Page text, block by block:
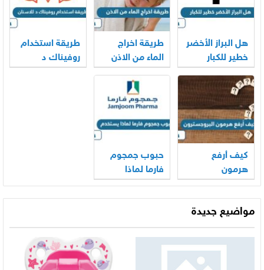
هل البراز الأخضر
خطير للكبار
طريقة اخراج
الماء من الاذن
طريقة استخدام
روفيناك د
كيف أرفع
هرمون
البروجسترون
حبوب جمجوم
فارما لماذا
يستخدم
مواضيع جديدة